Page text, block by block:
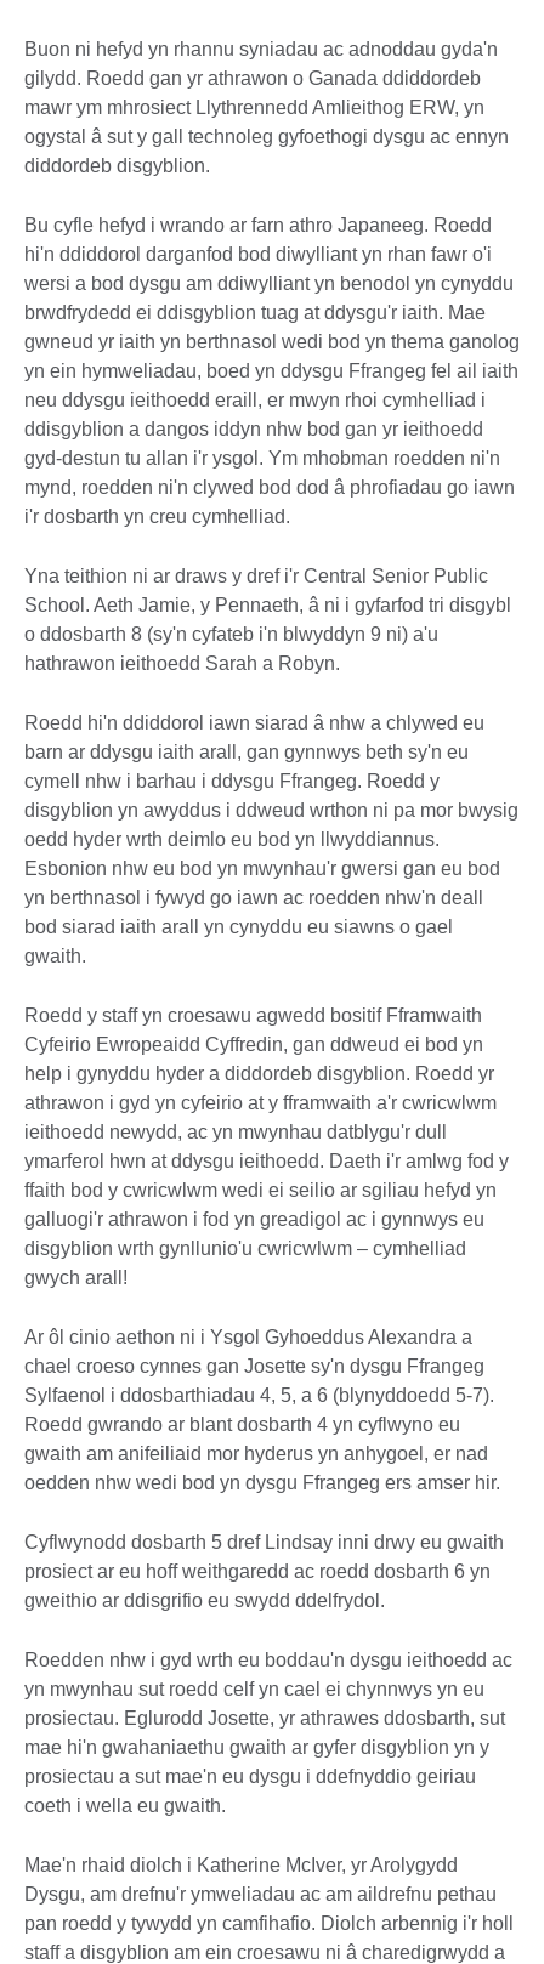
Buon ni hefyd yn rhannu syniadau ac adnoddau gyda'n
gilydd. Roedd gan yr athrawon o Ganada ddiddordeb
mawr ym mhrosiect Llythrennedd Amlieithog ERW, yn
ogystal â sut y gall technoleg gyfoethogi dysgu ac ennyn
diddordeb disgyblion.
Bu cyfle hefyd i wrando ar farn athro Japaneeg. Roedd
hi'n ddiddorol darganfod bod diwylliant yn rhan fawr o'i
wersi a bod dysgu am ddiwylliant yn benodol yn cynyddu
brwdfrydedd ei ddisgyblion tuag at ddysgu'r iaith. Mae
gwneud yr iaith yn berthnasol wedi bod yn thema ganolog
yn ein hymweliadau, boed yn ddysgu Ffrangeg fel ail iaith
neu ddysgu ieithoedd eraill, er mwyn rhoi cymhelliad i
ddisgyblion a dangos iddyn nhw bod gan yr ieithoedd
gyd-destun tu allan i'r ysgol. Ym mhobman roedden ni'n
mynd, roedden ni'n clywed bod dod â phrofiadau go iawn
i'r dosbarth yn creu cymhelliad.
Yna teithion ni ar draws y dref i'r Central Senior Public
School. Aeth Jamie, y Pennaeth, â ni i gyfarfod tri disgybl
o ddosbarth 8 (sy'n cyfateb i'n blwyddyn 9 ni) a'u
hathrawon ieithoedd Sarah a Robyn.
Roedd hi'n ddiddorol iawn siarad â nhw a chlywed eu
barn ar ddysgu iaith arall, gan gynnwys beth sy'n eu
cymell nhw i barhau i ddysgu Ffrangeg. Roedd y
disgyblion yn awyddus i ddweud wrthon ni pa mor bwysig
oedd hyder wrth deimlo eu bod yn llwyddiannus.
Esbonion nhw eu bod yn mwynhau'r gwersi gan eu bod
yn berthnasol i fywyd go iawn ac roedden nhw'n deall
bod siarad iaith arall yn cynyddu eu siawns o gael
gwaith.
Roedd y staff yn croesawu agwedd bositif Fframwaith
Cyfeirio Ewropeaidd Cyffredin, gan ddweud ei bod yn
help i gynyddu hyder a diddordeb disgyblion. Roedd yr
athrawon i gyd yn cyfeirio at y fframwaith a'r cwricwlwm
ieithoedd newydd, ac yn mwynhau datblygu'r dull
ymarferol hwn at ddysgu ieithoedd. Daeth i'r amlwg fod y
ffaith bod y cwricwlwm wedi ei seilio ar sgiliau hefyd yn
galluogi'r athrawon i fod yn greadigol ac i gynnwys eu
disgyblion wrth gynllunio'u cwricwlwm – cymhelliad
gwych arall!
Ar ôl cinio aethon ni i Ysgol Gyhoeddus Alexandra a
chael croeso cynnes gan Josette sy'n dysgu Ffrangeg
Sylfaenol i ddosbarthiadau 4, 5, a 6 (blynyddoedd 5-7).
Roedd gwrando ar blant dosbarth 4 yn cyflwyno eu
gwaith am anifeiliaid mor hyderus yn anhygoel, er nad
oedden nhw wedi bod yn dysgu Ffrangeg ers amser hir.
Cyflwynodd dosbarth 5 dref Lindsay inni drwy eu gwaith
prosiect ar eu hoff weithgaredd ac roedd dosbarth 6 yn
gweithio ar ddisgrifio eu swydd ddelfrydol.
Roedden nhw i gyd wrth eu boddau'n dysgu ieithoedd ac
yn mwynhau sut roedd celf yn cael ei chynnwys yn eu
prosiectau. Eglurodd Josette, yr athrawes ddosbarth, sut
mae hi'n gwahaniaethu gwaith ar gyfer disgyblion yn y
prosiectau a sut mae'n eu dysgu i ddefnyddio geiriau
coeth i wella eu gwaith.
Mae'n rhaid diolch i Katherine McIver, yr Arolygydd
Dysgu, am drefnu'r ymweliadau ac am aildrefnu pethau
pan roedd y tywydd yn camfihafio. Diolch arbennig i'r holl
staff a disgyblion am ein croesawu ni â charedigrwydd a